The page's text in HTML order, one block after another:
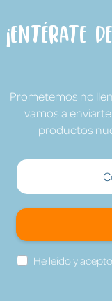
¡Entérate
Prometemos no
vamos a
productos
He leído y